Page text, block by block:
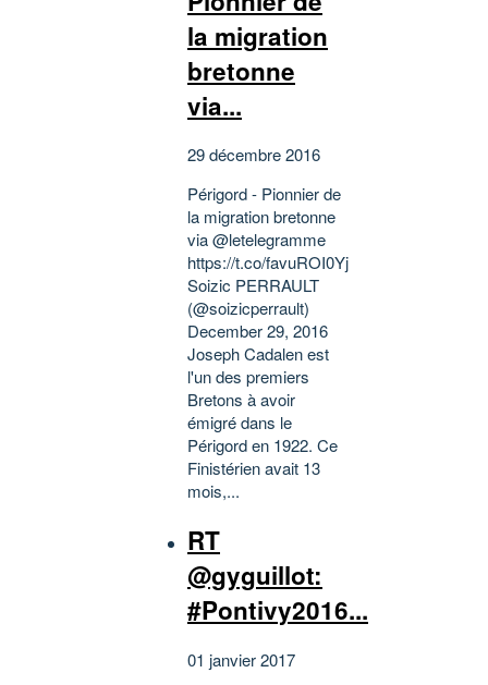
la migration
bretonne
via...
29 décembre 2016
Périgord - Pionnier de
la migration bretonne
via @letelegramme
https://t.co/favuROI0Yj
Soizic PERRAULT
(@soizicperrault)
December 29, 2016
Joseph Cadalen est
l'un des premiers
Bretons à avoir
émigré dans le
Périgord en 1922. Ce
Finistérien avait 13
mois,...
RT
@gyguillot:
#Pontivy2016...
01 janvier 2017